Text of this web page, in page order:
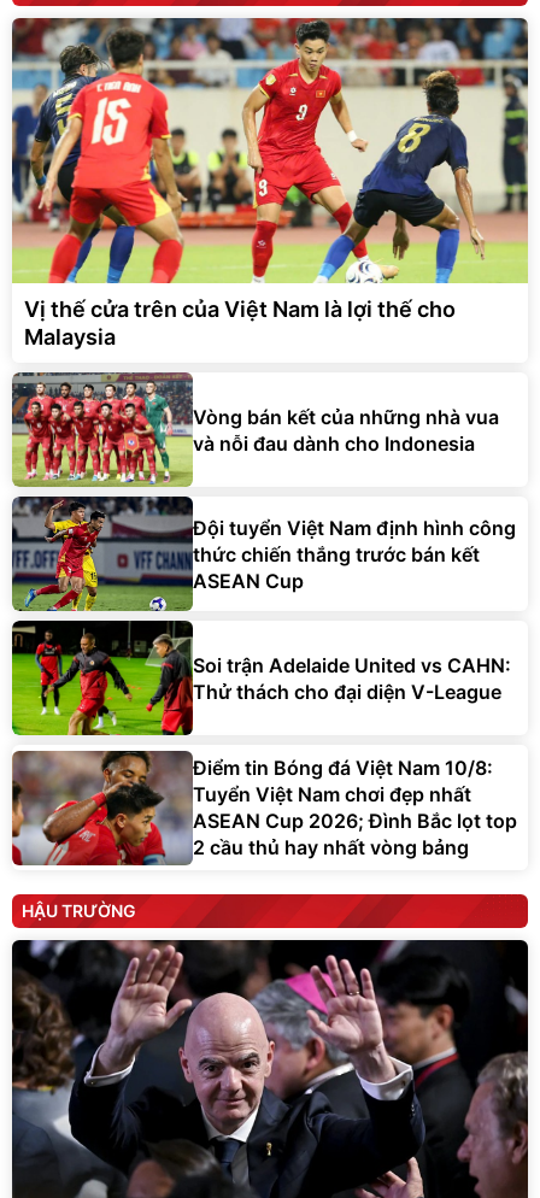
Vị thế cửa trên của Việt Nam là lợi thế cho
Malaysia
Vòng bán kết của những nhà vua
và nỗi đau dành cho Indonesia
Đội tuyển Việt Nam định hình công
thức chiến thắng trước bán kết
ASEAN Cup
Soi trận Adelaide United vs CAHN:
Thử thách cho đại diện V-League
Điểm tin Bóng đá Việt Nam 10/8:
Tuyển Việt Nam chơi đẹp nhất
ASEAN Cup 2026; Đình Bắc lọt top
2 cầu thủ hay nhất vòng bảng
HẬU TRƯỜNG